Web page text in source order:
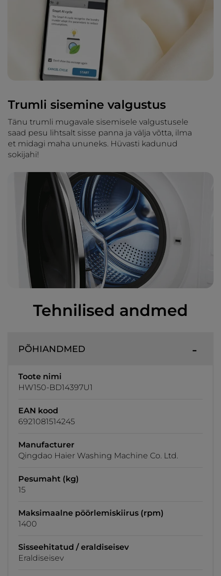
Trumli sisemine valgustus
Tänu trumli mugavale sisemisele valgustusele
saad pesu lihtsalt sisse panna ja välja võtta, ilma
et midagi maha ununeks. Hüvasti kadunud
sokijahi!
Tehnilised andmed
PÕHIANDMED
Toote nimi
HW150-BD14397U1
EAN kood
6921081514245
Manufacturer
Qingdao Haier Washing Machine Co. Ltd.
Pesumaht (kg)
15
Maksimaalne pöörlemiskiirus (rpm)
1400
Sisseehitatud / eraldiseisev
Eraldiseisev